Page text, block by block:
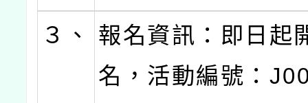
３、
報名資訊：即日起
名，活動編號：